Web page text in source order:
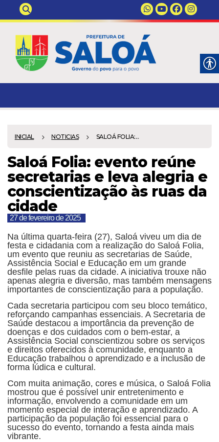
INICIAL NOTICIAS SALOÁ FOLIA:...
Saloá Folia: evento reúne
secretarias e leva alegria e
conscientização às ruas da
cidade
27 de fevereiro de 2025
Na última quarta-feira (27), Saloá viveu um dia de
festa e cidadania com a realização do Saloá Folia,
um evento que reuniu as secretarias de Saúde,
Assistência Social e Educação em um grande
desfile pelas ruas da cidade. A iniciativa trouxe não
apenas alegria e diversão, mas também mensagens
importantes de conscientização para a população.
Cada secretaria participou com seu bloco temático,
reforçando campanhas essenciais. A Secretaria de
Saúde destacou a importância da prevenção de
doenças e dos cuidados com o bem-estar, a
Assistência Social conscientizou sobre os serviços
e direitos oferecidos à comunidade, enquanto a
Educação trabalhou o aprendizado e a inclusão de
forma lúdica e cultural.
Com muita animação, cores e música, o Saloá Folia
mostrou que é possível unir entretenimento e
informação, envolvendo a comunidade em um
momento especial de interação e aprendizado. A
participação da população foi essencial para o
sucesso do evento, tornando a festa ainda mais
vibrante.